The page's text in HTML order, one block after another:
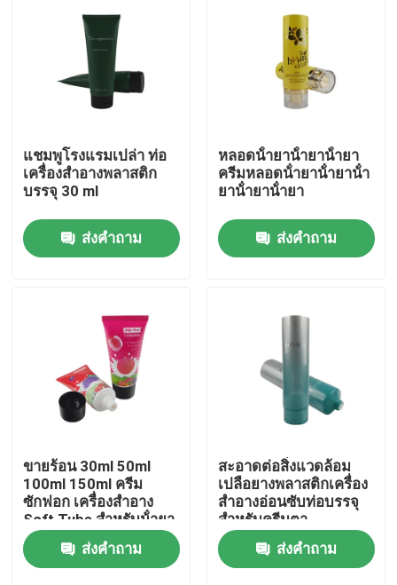
สินค้า
เกี่ยวกับเรา
ทัวร์โรงงาน
การควบคุมคุณภาพ
แชมพูโรงแรมเปล่า ท่อ
เครื่องสําอางพลาสติก
บรรจุ 30 ml
ส่งคำถาม
หลอดน้ํายาน้ํายาน้ํายา
ครีมหลอดน้ํายาน้ํายาน้ํา
ยาน้ํายาน้ํายา
ส่งคำถาม
ขายร้อน 30ml 50ml
100ml 150ml ครีม
ซักฟอก เครื่องสําอาง
Soft Tube สําหรับน้ํายา
ผสมร่างกาย ครีมมือ
เครื่องสําอางท่อ
ส่งคำถาม
สะอาดต่อสิ่งแวดล้อม
เปลือยางพลาสติกเครื่อง
สําอางอ่อนซับท่อบรรจุ
สําหรับครีมตา
ส่งคำถาม